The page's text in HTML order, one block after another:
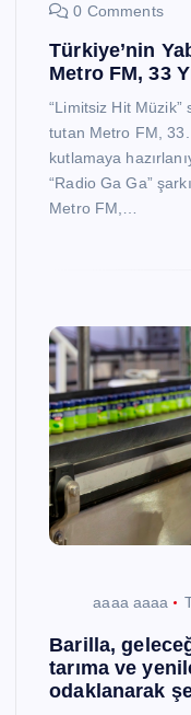
0 Comments
Türkiye’nin
Metro FM, 33
“Limitsiz Hit Müzik”
tutan Metro FM, 33.
kutlamaya
“Radio Ga Ga”
Metro FM,…
aaaa aaaa
Barilla,
tarıma ve
odaklanarak